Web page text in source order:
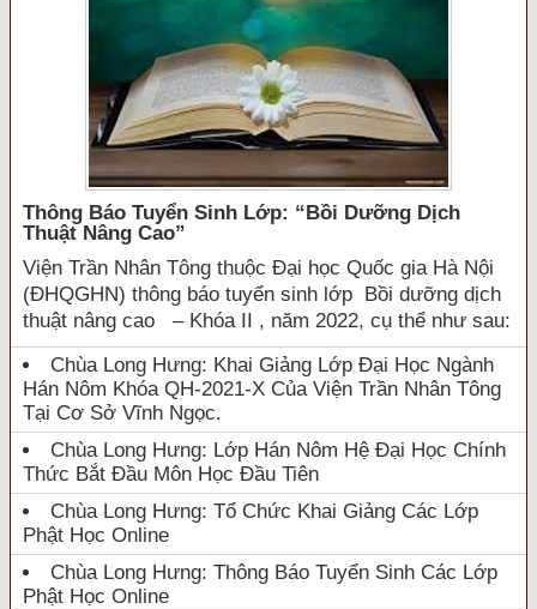
Thông Báo Tuyển Sinh Lớp: “bồi Dưỡng Dịch
Thuật Nâng Cao”
Viện Trần Nhân Tông thuộc Đại học Quốc gia Hà Nội
(ĐHQGHN) thông báo tuyển sinh lớp Bồi dưỡng dịch
thuật nâng cao – Khóa II , năm 2022, cụ thể như sau:
Chùa Long Hưng: Khai Giảng Lớp Đại Học Ngành
Hán Nôm Khóa QH-2021-X Của Viện Trần Nhân Tông
Tại Cơ Sở Vĩnh Ngọc.
Chùa Long Hưng: Lớp Hán Nôm Hệ Đại Học Chính
Thức Bắt Đầu Môn Học Đầu Tiên
Chùa Long Hưng: Tổ Chức Khai Giảng Các Lớp
Phật Học Online
Chùa Long Hưng: Thông Báo Tuyển Sinh Các Lớp
Phật Học Online